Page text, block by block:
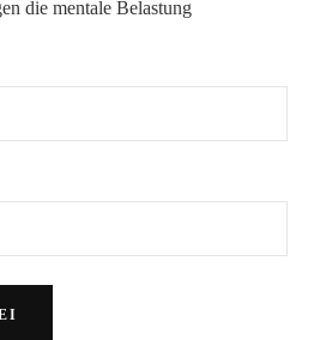
die mentale Belastung